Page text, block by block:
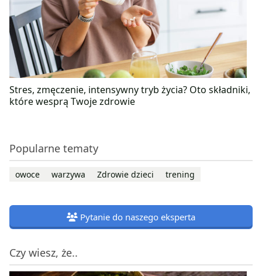
Stres, zmęczenie, intensywny tryb życia? Oto składniki,
które wesprą Twoje zdrowie
Popularne tematy
owoce warzywa Zdrowie dzieci trening
Pytanie do naszego eksperta
Czy wiesz, że..